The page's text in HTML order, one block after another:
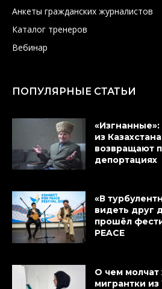
Анкеты гражданских журналистов
Каталог тренеров
Вебинар
ПОПУЛЯРНЫЕ СТАТЬИ
из
возвращают
депортациях
«В
видеть друг
прошёл
PEACE
О чем
мигрантки из